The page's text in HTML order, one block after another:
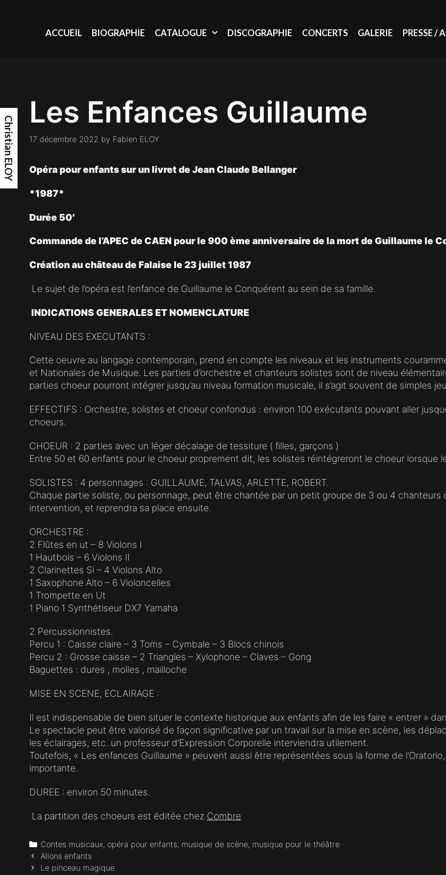
ACCUEIL BIOGRAPHIE CATALOGUE DISCOGRAPHIE CONCERTS GALERIE PRESSE /
Les Enfances Guillaume
17 décembre 2022 by Fabien ELOY
Opéra pour enfants sur un livret de Jean Claude Bellanger
*1987*
Durée 50′
Commande de l’APEC de CAEN pour le 900 ème anniversaire de la mort de Guillaume le
Création au château de Falaise le 23 juillet 1987
Le sujet de l’opéra est l’enfance de Guillaume le Conquérent au sein de sa famille.
INDICATIONS GENERALES ET NOMENCLATURE
NIVEAU DES EXECUTANTS :
Cette oeuvre au langage contemporain, prend en compte les niveaux et les instruments
et Nationales de Musique. Les parties d’orchestre et chanteurs solistes sont de niveau
parties choeur pourront intégrer jusqu’au niveau formation musicale, il s’agit souvent de simples
EFFECTIFS : Orchestre, solistes et choeur confondus : environ 100 exécutants pouvant aller
choeurs.
CHOEUR : 2 parties avec un léger décalage de tessiture ( filles, garçons )
Entre 50 et 60 enfants pour le choeur proprement dit, les solistes réintégreront le choeur lorsque
SOLISTES : 4 personnages : GUILLAUME, TALVAS, ARLETTE, ROBERT.
Chaque partie soliste, ou personnage, peut être chantée par un petit groupe de 3 ou 4
intervention, et reprendra sa place ensuite.
ORCHESTRE :
2 Flûtes en ut – 8 Violons I
1 Hautbois – 6 Violons II
2 Clarinettes Si – 4 Violons Alto
1 Saxophone Alto – 6 Violoncelles
1 Trompette en Ut
1 Piano 1 Synthétiseur DX7 Yamaha
2 Percussionnistes.
Percu 1 : Caisse claire – 3 Toms – Cymbale – 3 Blocs chinois
Percu 2 : Grosse caisse – 2 Triangles – Xylophone – Claves – Gong
Baguettes : dures , molles , mailloche
MISE EN SCENE, ECLAIRAGE :
Il est indispensable de bien situer le contexte historique aux enfants afin de les faire « entrer »
Le spectacle peut être valorisé de façon significative par un travail sur la mise en scène, les
les éclairages, etc..un professeur d’Expression Corporelle interviendra utilement.
Toutefois, « Les enfances Guillaume » peuvent aussi être représentées sous la forme de
importante.
DUREE : environ 50 minutes.
La partition des choeurs est éditée chez Combre
Categories
Contes musicaux, opéra pour enfants, musique de scène, musique pour le théâtre
Post
navigation
Allons enfants
Le pinceau magique
Christian ELOY